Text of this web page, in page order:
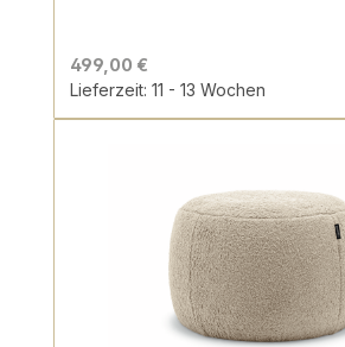
499,00 €
Lieferzeit: 11 - 13 Wochen